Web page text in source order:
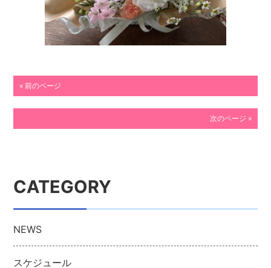
« 前のページ
次のページ »
CATEGORY
NEWS
スケジュール